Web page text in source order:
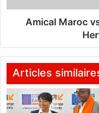
e
t
a
r
v
s
u
r
k
Amical Maroc
Articles